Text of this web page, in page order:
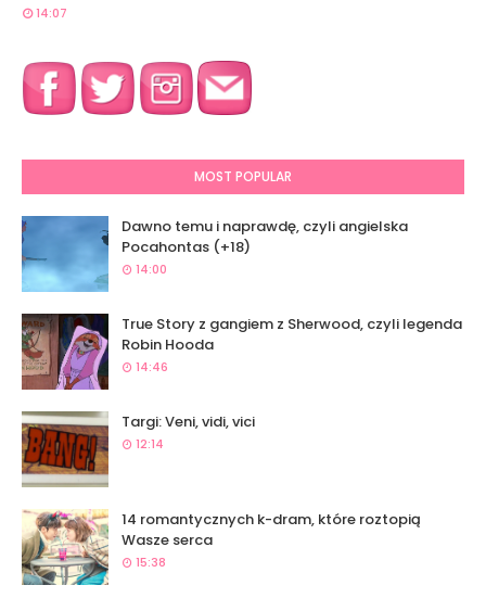
14:07
MOST POPULAR
Dawno temu i naprawdę, czyli angielska
Pocahontas (+18)
14:00
True Story z gangiem z Sherwood, czyli legenda
Robin Hooda
14:46
Targi: Veni, vidi, vici
12:14
14 romantycznych k-dram, które roztopią
Wasze serca
15:38